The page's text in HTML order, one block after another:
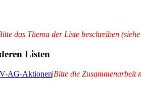
das Thema der Liste beschreiben (siehe
Listen
AG-Aktionen|Bitte die Zusammenarbeit